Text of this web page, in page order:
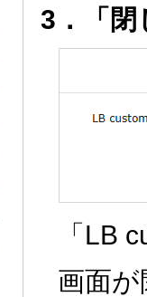
3．「閉
「LB
画面